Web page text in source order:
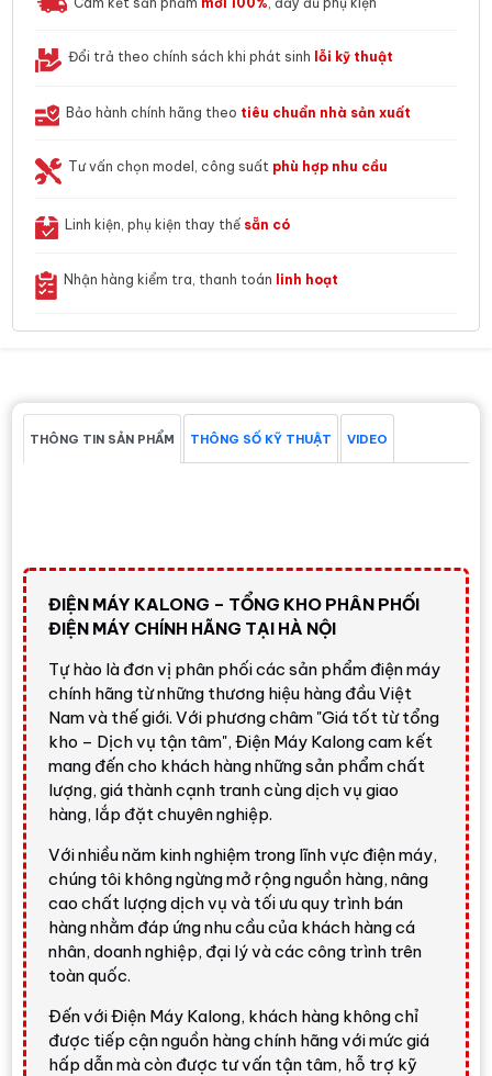
Đổi trả theo chính sách khi phát sinh lỗi kỹ thuật
Bảo hành chính hãng theo tiêu chuẩn nhà sản xuất
Tư vấn chọn model, công suất phù hợp nhu cầu
Linh kiện, phụ kiện thay thế sẵn có
Nhận hàng kiểm tra, thanh toán linh hoạt
THÔNG TIN SẢN PHẨM THÔNG SỐ KỸ THUẬT VIDEO
ĐIỆN MÁY KALONG – TỔNG KHO PHÂN PHỐI
ĐIỆN MÁY CHÍNH HÃNG TẠI HÀ NỘI
Tự hào là đơn vị phân phối các sản phẩm điện máy
chính hãng từ những thương hiệu hàng đầu Việt
Nam và thế giới. Với phương châm "Giá tốt từ tổng
kho – Dịch vụ tận tâm", Điện Máy Kalong cam kết
mang đến cho khách hàng những sản phẩm chất
lượng, giá thành cạnh tranh cùng dịch vụ giao
hàng, lắp đặt chuyên nghiệp.
Với nhiều năm kinh nghiệm trong lĩnh vực điện máy,
chúng tôi không ngừng mở rộng nguồn hàng, nâng
cao chất lượng dịch vụ và tối ưu quy trình bán
hàng nhằm đáp ứng nhu cầu của khách hàng cá
nhân, doanh nghiệp, đại lý và các công trình trên
toàn quốc.
Đến với Điện Máy Kalong, khách hàng không chỉ
được tiếp cận nguồn hàng chính hãng với mức giá
hấp dẫn mà còn được tư vấn tận tâm, hỗ trợ kỹ